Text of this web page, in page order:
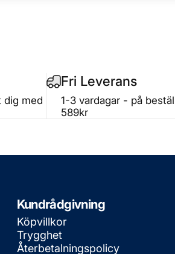
dig med
Fri Leverans
1-3 vardagar - på
589kr
Kundrådgivning
Köpvillkor
Trygghet
Återbetalningspolicy